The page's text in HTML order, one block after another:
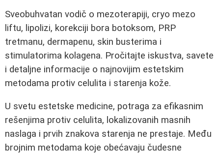
Sveobuhvatan vodič o mezoterapiji, cryo mezo
liftu, lipolizi, korekciji bora botoksom, PRP
tretmanu, dermapenu, skin busterima i
stimulatorima kolagena. Pročitajte iskustva, savete
i detaljne informacije o najnovijim estetskim
metodama protiv celulita i starenja kože.
U svetu estetske medicine, potraga za efikasnim
rešenjima protiv celulita, lokalizovanih masnih
naslaga i prvih znakova starenja ne prestaje. Među
brojnim metodama koje obećavaju čudesne